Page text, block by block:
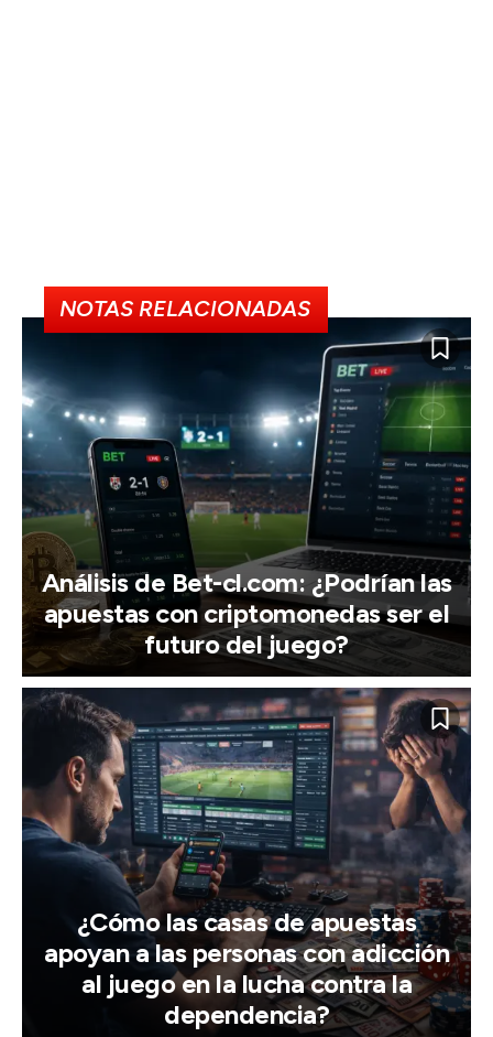
NOTAS RELACIONADAS
Análisis de Bet-cl.com: ¿Podrían las
apuestas con criptomonedas ser el
futuro del juego?
¿Cómo las casas de apuestas
apoyan a las personas con adicción
al juego en la lucha contra la
dependencia?